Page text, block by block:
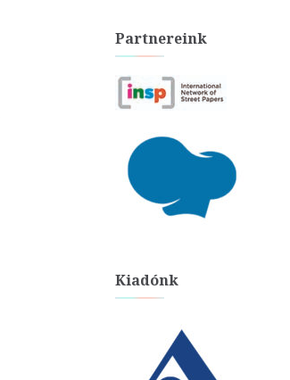
Partnereink
Kiadónk